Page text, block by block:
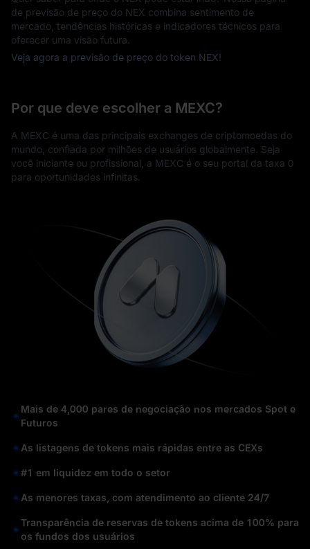
de previsão de preço do NEX combina sentimento de
mercado, tendências históricas e indicadores técnicos para
oferecer uma visão futura.
Veja agora a previsão de preço do token NEX!
Por que deve escolher a MEXC?
A MEXC é uma das principais exchanges de criptomoedas do
mundo, confiada por milhões de usuários globalmente. Seja
você iniciante ou profissional, a MEXC é o seu portal da taxa 0
para oportunidades infinitas.
Mais de 4,000 pares de negociação nos mercados Spot e
Futuros
As listagens de tokens mais rápidas entre as CEXs
#1 em liquidez em todo o setor
As menores taxas, com atendimento ao cliente 24/7
Transparência de reservas de tokens acima de 100% para
os fundos dos usuários